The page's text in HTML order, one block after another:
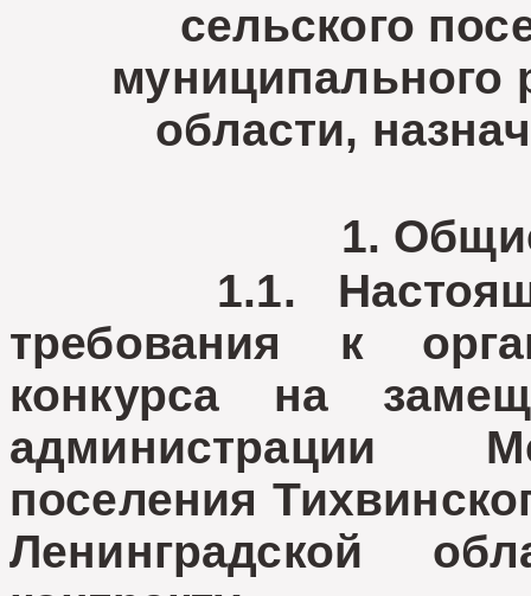
сельского
муниципального
области,
1.
1.1. Настоящий
требования к
конкурса на
администрации
поселения
Ленинградской